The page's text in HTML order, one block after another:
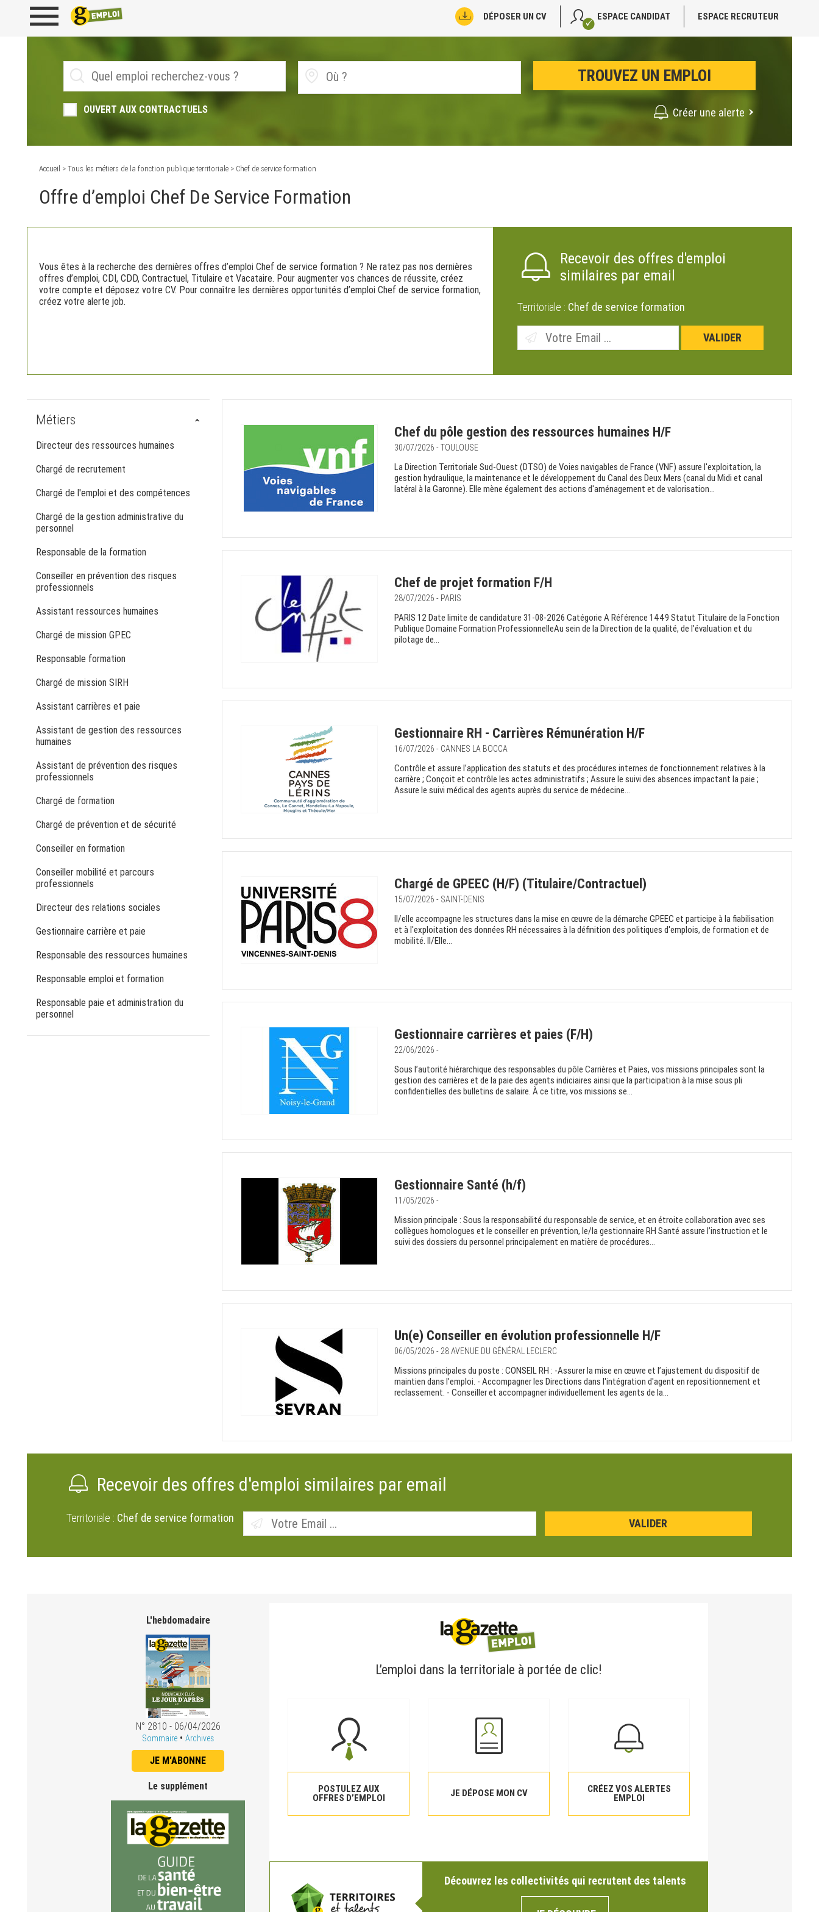
DÉPOSER UN CV ESPACE CANDIDAT ESPACE RECRUTEUR
OUVERT AUX CONTRACTUELS Créer une alerte
Accueil > Tous les métiers de la fonction publique territoriale > Chef de service formation
Offre d’emploi Chef De Service Formation
Vous êtes à la recherche des dernières offres d’emploi Chef de service formation ? Ne ratez pas nos dernières
offres d’emploi, CDI, CDD, Contractuel, Titulaire et Vacataire. Pour augmenter vos chances de réussite, créez
votre compte et déposez votre CV. Pour connaître les dernières opportunités d’emploi Chef de service formation,
créez votre alerte job.
Recevoir des offres d'emploi
similaires par email
Territoriale : Chef de service formation
Métiers
Directeur des ressources humaines
Chargé de recrutement
Chargé de l'emploi et des compétences
Chargé de la gestion administrative du
personnel
Responsable de la formation
Conseiller en prévention des risques
professionnels
Assistant ressources humaines
Chargé de mission GPEC
Responsable formation
Chargé de mission SIRH
Assistant carrières et paie
Assistant de gestion des ressources
humaines
Assistant de prévention des risques
professionnels
Chargé de formation
Chargé de prévention et de sécurité
Conseiller en formation
Conseiller mobilité et parcours
professionnels
Directeur des relations sociales
Gestionnaire carrière et paie
Responsable des ressources humaines
Responsable emploi et formation
Responsable paie et administration du
personnel
Chef du pôle gestion des ressources humaines H/F
30/07/2026 - TOULOUSE
La Direction Territoriale Sud-Ouest (DTSO) de Voies navigables de France (VNF) assure l'exploitation, la
gestion hydraulique, la maintenance et le développement du Canal des Deux Mers (canal du Midi et canal
latéral à la Garonne). Elle mène également des actions d'aménagement et de valorisation...
Chef de projet formation F/H
28/07/2026 - PARIS
PARIS 12 Date limite de candidature 31-08-2026 Catégorie A Référence 1449 Statut Titulaire de la Fonction
Publique Domaine Formation ProfessionnelleAu sein de la Direction de la qualité, de l’évaluation et du
pilotage de...
Gestionnaire RH - Carrières Rémunération H/F
16/07/2026 - CANNES LA BOCCA
Contrôle et assure l’application des statuts et des procédures internes de fonctionnement relatives à la
carrière ; Conçoit et contrôle les actes administratifs ; Assure le suivi des absences impactant la paie ;
Assure le suivi médical des agents auprès du service de médecine...
Chargé de GPEEC (H/F) (Titulaire/Contractuel)
15/07/2026 - SAINT-DENIS
Il/elle accompagne les structures dans la mise en œuvre de la démarche GPEEC et participe à la fiabilisation
et à l'exploitation des données RH nécessaires à la définition des politiques d'emplois, de formation et de
mobilité. Il/Elle...
Gestionnaire carrières et paies (F/H)
22/06/2026 -
Sous l’autorité hiérarchique des responsables du pôle Carrières et Paies, vos missions principales sont la
gestion des carrières et de la paie des agents indiciaires ainsi que la participation à la mise sous pli
confidentielles des bulletins de salaire. À ce titre, vos missions se...
Gestionnaire Santé (h/f)
11/05/2026 -
Mission principale : Sous la responsabilité du responsable de service, et en étroite collaboration avec ses
collègues homologues et le conseiller en prévention, le/la gestionnaire RH Santé assure l’instruction et le
suivi des dossiers du personnel principalement en matière de procédures...
Un(e) Conseiller en évolution professionnelle H/F
06/05/2026 - 28 AVENUE DU GÉNÉRAL LECLERC
Missions principales du poste : CONSEIL RH : -Assurer la mise en œuvre et l’ajustement du dispositif de
maintien dans l’emploi. - Accompagner les Directions dans l'intégration d'agent en repositionnement et
reclassement. - Conseiller et accompagner individuellement les agents de la...
Recevoir des offres d'emploi similaires par email
Territoriale : Chef de service formation
L'hebdomadaire
N° 2810 - 06/04/2026
Sommaire • Archives
JE M'ABONNE
Le supplément
L’emploi dans la territoriale à portée de clic!
POSTULEZ AUX
OFFRES D’EMPLOI
JE DÉPOSE MON CV
CRÉEZ VOS ALERTES
EMPLOI
Découvrez les collectivités qui recrutent des talents